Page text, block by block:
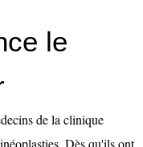
le
de la clinique
Dès qu'ils ont